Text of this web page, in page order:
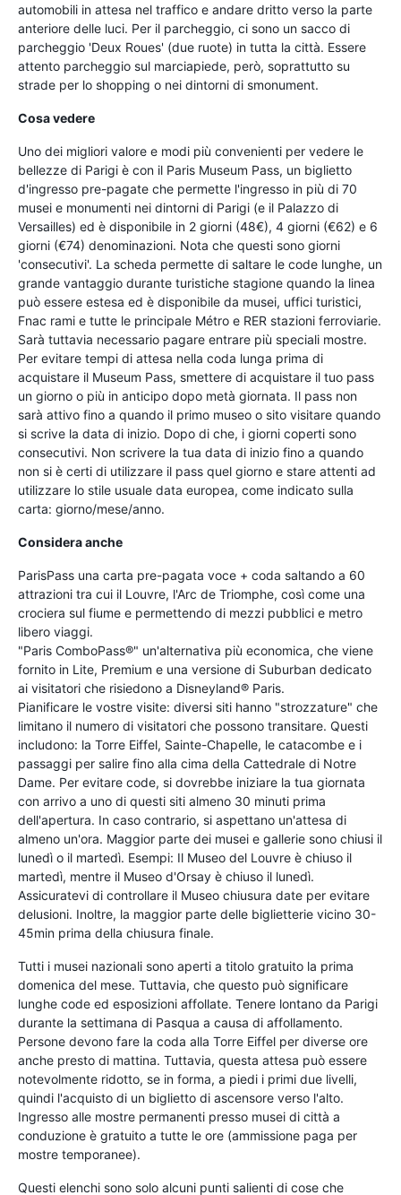
automobili in attesa nel traffico e andare dritto verso la parte
anteriore delle luci. Per il parcheggio, ci sono un sacco di
parcheggio 'Deux Roues' (due ruote) in tutta la città. Essere
attento parcheggio sul marciapiede, però, soprattutto su
strade per lo shopping o nei dintorni di smonument.
Cosa vedere
Uno dei migliori valore e modi più convenienti per vedere le
bellezze di Parigi è con il Paris Museum Pass, un biglietto
d'ingresso pre-pagate che permette l'ingresso in più di 70
musei e monumenti nei dintorni di Parigi (e il Palazzo di
Versailles) ed è disponibile in 2 giorni (48€), 4 giorni (€62) e 6
giorni (€74) denominazioni. Nota che questi sono giorni
'consecutivi'. La scheda permette di saltare le code lunghe, un
grande vantaggio durante turistiche stagione quando la linea
può essere estesa ed è disponibile da musei, uffici turistici,
Fnac rami e tutte le principale Métro e RER stazioni ferroviarie.
Sarà tuttavia necessario pagare entrare più speciali mostre.
Per evitare tempi di attesa nella coda lunga prima di
acquistare il Museum Pass, smettere di acquistare il tuo pass
un giorno o più in anticipo dopo metà giornata. Il pass non
sarà attivo fino a quando il primo museo o sito visitare quando
si scrive la data di inizio. Dopo di che, i giorni coperti sono
consecutivi. Non scrivere la tua data di inizio fino a quando
non si è certi di utilizzare il pass quel giorno e stare attenti ad
utilizzare lo stile usuale data europea, come indicato sulla
carta: giorno/mese/anno.
Considera anche
ParisPass una carta pre-pagata voce + coda saltando a 60
attrazioni tra cui il Louvre, l'Arc de Triomphe, così come una
crociera sul fiume e permettendo di mezzi pubblici e metro
libero viaggi.
"Paris ComboPass®" un'alternativa più economica, che viene
fornito in Lite, Premium e una versione di Suburban dedicato
ai visitatori che risiedono a Disneyland® Paris.
Pianificare le vostre visite: diversi siti hanno "strozzature" che
limitano il numero di visitatori che possono transitare. Questi
includono: la Torre Eiffel, Sainte-Chapelle, le catacombe e i
passaggi per salire fino alla cima della Cattedrale di Notre
Dame. Per evitare code, si dovrebbe iniziare la tua giornata
con arrivo a uno di questi siti almeno 30 minuti prima
dell'apertura. In caso contrario, si aspettano un'attesa di
almeno un'ora. Maggior parte dei musei e gallerie sono chiusi il
lunedì o il martedì. Esempi: Il Museo del Louvre è chiuso il
martedì, mentre il Museo d'Orsay è chiuso il lunedì.
Assicuratevi di controllare il Museo chiusura date per evitare
delusioni. Inoltre, la maggior parte delle biglietterie vicino 30-
45min prima della chiusura finale.
Tutti i musei nazionali sono aperti a titolo gratuito la prima
domenica del mese. Tuttavia, che questo può significare
lunghe code ed esposizioni affollate. Tenere lontano da Parigi
durante la settimana di Pasqua a causa di affollamento.
Persone devono fare la coda alla Torre Eiffel per diverse ore
anche presto di mattina. Tuttavia, questa attesa può essere
notevolmente ridotto, se in forma, a piedi i primi due livelli,
quindi l'acquisto di un biglietto di ascensore verso l'alto.
Ingresso alle mostre permanenti presso musei di città a
conduzione è gratuito a tutte le ore (ammissione paga per
mostre temporanee).
Questi elenchi sono solo alcuni punti salienti di cose che